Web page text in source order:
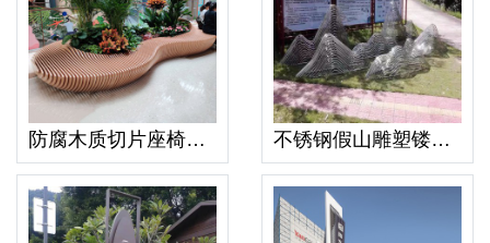
防腐木质切片座椅景观树池花坛艺术坐凳 不锈钢假山雕塑镂空艺术镂空山峰摆件